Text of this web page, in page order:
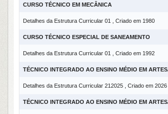
CURSO TÉCNICO EM MECÂNICA
Detalhes da Estrutura Curricular 01 , Criado em 1980
CURSO TÉCNICO ESPECIAL DE SANEAMENTO
Detalhes da Estrutura Curricular 01 , Criado em 1992
TÉCNICO INTEGRADO AO ENSINO MÉDIO EM
Detalhes da Estrutura Curricular 212025 , Criado em 2026
TÉCNICO INTEGRADO AO ENSINO MÉDIO EM